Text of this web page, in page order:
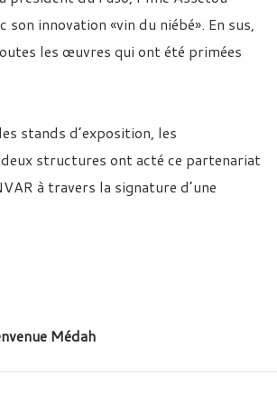
son innovation «vin du niébé». En sus,
les œuvres qui ont été primées
stands d’exposition, les
structures ont acté ce partenariat
à travers la signature d’une
Médah